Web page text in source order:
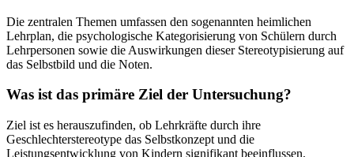
Die zentralen Themen umfassen den sogenannten heimlichen
Lehrplan, die psychologische Kategorisierung von Schülern durch
Lehrpersonen sowie die Auswirkungen dieser Stereotypisierung auf
das Selbstbild und die Noten.
Was ist das primäre Ziel der Untersuchung?
Ziel ist es herauszufinden, ob Lehrkräfte durch ihre
Geschlechterstereotype das Selbstkonzept und die
Leistungsentwicklung von Kindern signifikant beeinflussen.